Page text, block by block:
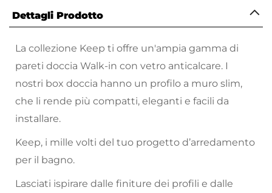
Dettagli Prodotto
La collezione Keep ti offre un'ampia gamma di
pareti doccia Walk-in con vetro anticalcare. I
nostri box doccia hanno un profilo a muro slim,
che li rende più compatti, eleganti e facili da
installare.
Keep, i mille volti del tuo progetto d’arredamento
per il bagno.
Lasciati ispirare dalle finiture dei profili e dalle